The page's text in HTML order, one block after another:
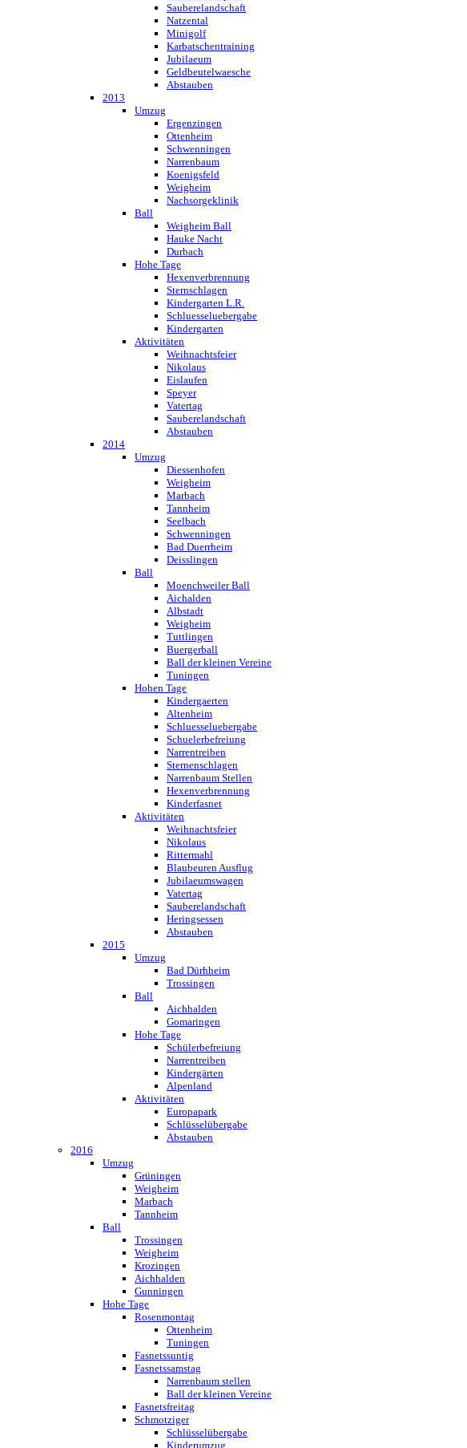
Sauberelandschaft
Natzental
Minigolf
Karbatschentraining
Jubilaeum
Geldbeutelwaesche
Abstauben
2013
Umzug
Ergenzingen
Ottenheim
Schwenningen
Narrenbaum
Koenigsfeld
Weigheim
Nachsorgeklinik
Ball
Weigheim Ball
Hauke Nacht
Durbach
Hohe Tage
Hexenverbrennung
Sternschlagen
Kindergarten L.R.
Schluesseluebergabe
Kindergarten
Aktivitäten
Weihnachtsfeier
Nikolaus
Eislaufen
Speyer
Vatertag
Sauberelandschaft
Abstauben
2014
Umzug
Diessenhofen
Weigheim
Marbach
Tannheim
Seelbach
Schwenningen
Bad Duerrheim
Deisslingen
Ball
Moenchweiler Ball
Aichalden
Albstadt
Weigheim
Tuttlingen
Buergerball
Ball der kleinen Vereine
Tuningen
Hohen Tage
Kindergaerten
Altenheim
Schluesseluebergabe
Schuelerbefreiung
Narrentreiben
Sternenschlagen
Narrenbaum Stellen
Hexenverbrennung
Kinderfasnet
Aktivitäten
Weihnachtsfeier
Nikolaus
Rittermahl
Blaubeuren Ausflug
Jubilaeumswagen
Vatertag
Sauberelandschaft
Heringsessen
Abstauben
2015
Umzug
Bad Dürhheim
Trossingen
Ball
Aichhalden
Gomaringen
Hohe Tage
Schülerbefreiung
Narrentreiben
Kindergärten
Alpenland
Aktivitäten
Europapark
Schlüsselübergabe
Abstauben
2016
Umzug
Grüningen
Weigheim
Marbach
Tannheim
Ball
Trossingen
Weigheim
Krozingen
Aichhalden
Gunningen
Hohe Tage
Rosenmontag
Ottenheim
Tuningen
Fasnetssuntig
Fasnetssamstag
Narrenbaum stellen
Ball der kleinen Vereine
Fasnetsfreitag
Schmotziger
Schlüsselübergabe
Kinderumzug